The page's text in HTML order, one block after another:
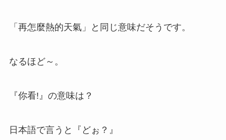
「再怎麼熱的天氣」と同じ意味だそうです。
なるほど～。
『你看!』の意味は？
日本語で言うと『どぉ？』